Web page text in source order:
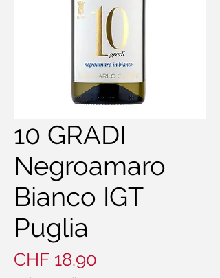
10 GRADI
Negroamaro
Bianco IGT
Puglia
CHF 18.90